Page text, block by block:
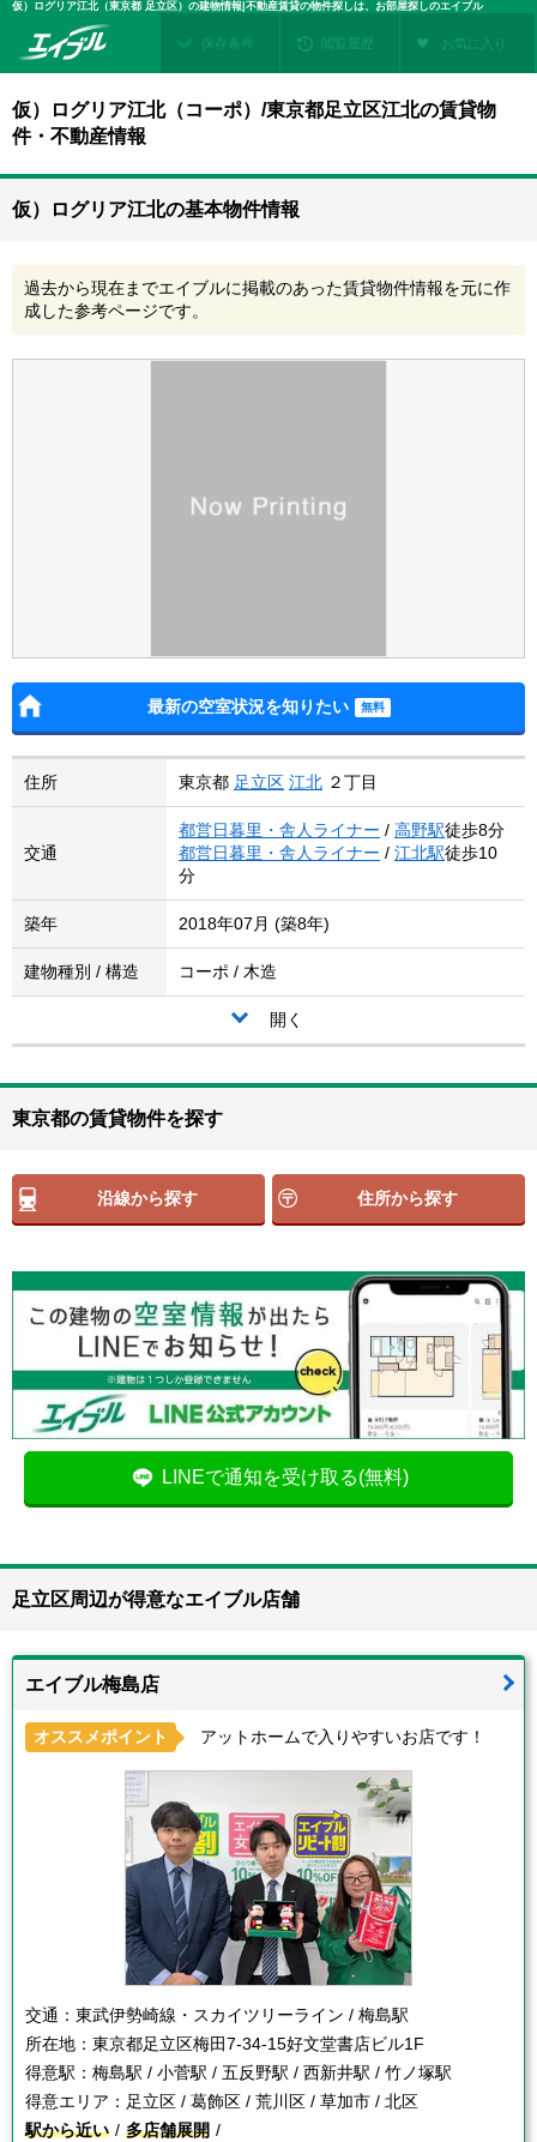
仮）ログリア江北（東京都 足立区）の建物情報|不動産賃貸の物件探しは、お部屋探しのエイブル
保存条件 閲覧履歴 お気に入り
仮）ログリア江北（コーポ）/東京都足立区江北の賃貸物
件・不動産情報
仮）ログリア江北の基本物件情報
過去から現在までエイブルに掲載のあった賃貸物件情報を元に作
成した参考ページです。
最新の空室状況を知りたい
住所 東京都 足立区 江北 ２丁目
交通
都営日暮里・舎人ライナー / 高野駅徒歩8分
都営日暮里・舎人ライナー / 江北駅徒歩10
分
築年 2018年07月 (築8年)
建物種別 / 構造 コーポ / 木造
開く
東京都の賃貸物件を探す
沿線から探す 住所から探す
LINEで通知を受け取る(無料)
足立区周辺が得意なエイブル店舗
エイブル梅島店
オススメポイント アットホームで入りやすいお店です！
交通： 東武伊勢崎線・スカイツリーライン / 梅島駅
所在地： 東京都足立区梅田7-34-15好文堂書店ビル1F
得意駅： 梅島駅 / 小菅駅 / 五反野駅 / 西新井駅 / 竹ノ塚駅
得意エリア： 足立区 / 葛飾区 / 荒川区 / 草加市 / 北区
駅から近い
多店舗展開